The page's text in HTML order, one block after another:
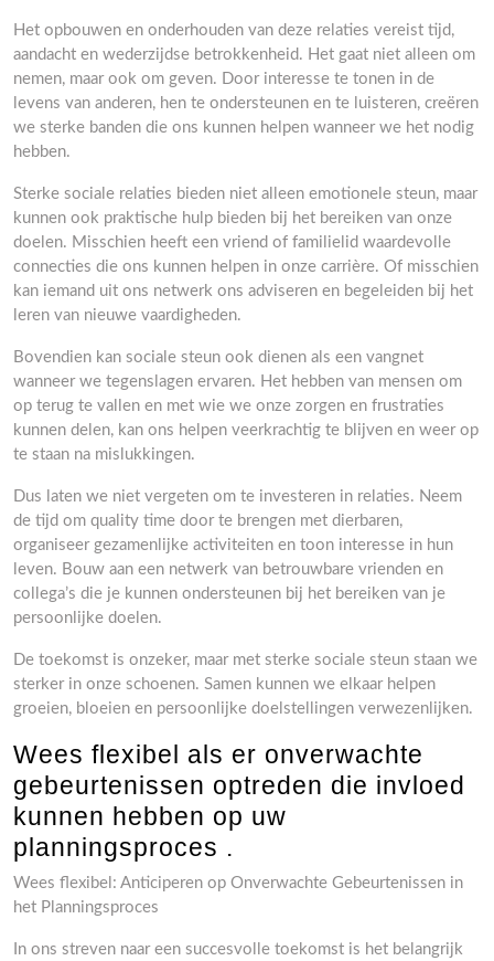
Het opbouwen en onderhouden van deze relaties vereist tijd,
aandacht en wederzijdse betrokkenheid. Het gaat niet alleen om
nemen, maar ook om geven. Door interesse te tonen in de
levens van anderen, hen te ondersteunen en te luisteren, creëren
we sterke banden die ons kunnen helpen wanneer we het nodig
hebben.
Sterke sociale relaties bieden niet alleen emotionele steun, maar
kunnen ook praktische hulp bieden bij het bereiken van onze
doelen. Misschien heeft een vriend of familielid waardevolle
connecties die ons kunnen helpen in onze carrière. Of misschien
kan iemand uit ons netwerk ons adviseren en begeleiden bij het
leren van nieuwe vaardigheden.
Bovendien kan sociale steun ook dienen als een vangnet
wanneer we tegenslagen ervaren. Het hebben van mensen om
op terug te vallen en met wie we onze zorgen en frustraties
kunnen delen, kan ons helpen veerkrachtig te blijven en weer op
te staan na mislukkingen.
Dus laten we niet vergeten om te investeren in relaties. Neem
de tijd om quality time door te brengen met dierbaren,
organiseer gezamenlijke activiteiten en toon interesse in hun
leven. Bouw aan een netwerk van betrouwbare vrienden en
collega’s die je kunnen ondersteunen bij het bereiken van je
persoonlijke doelen.
De toekomst is onzeker, maar met sterke sociale steun staan we
sterker in onze schoenen. Samen kunnen we elkaar helpen
groeien, bloeien en persoonlijke doelstellingen verwezenlijken.
Wees flexibel als er onverwachte
gebeurtenissen optreden die invloed
kunnen hebben op uw
planningsproces .
Wees flexibel: Anticiperen op Onverwachte Gebeurtenissen in
het Planningsproces
In ons streven naar een succesvolle toekomst is het belangrijk